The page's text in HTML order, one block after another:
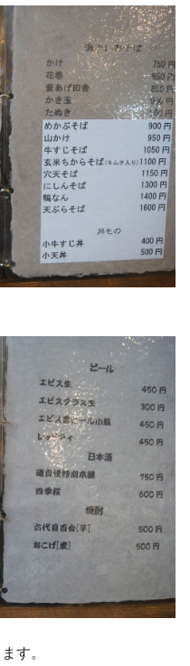
す。